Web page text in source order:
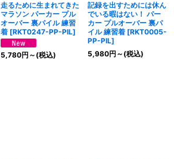
走るために生まれてきた
マラソン パーカー プル
オーバー 裏パイル 練習
着 [RKT0247-PP-PIL]
5,780円 ～ (税込)
記録を出すためには休ん
でいる暇はない！ パー
カー プルオーバー 裏パ
イル 練習着 [RKT0005-
PP-PIL]
5,980円 ～ (税込)